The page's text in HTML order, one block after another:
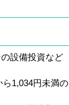
設備投資など
1,034円未満の